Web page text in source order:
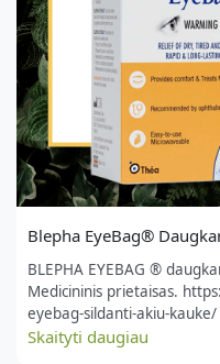
Blepha EyeBag®
BLEPHA EYEBAG ®
Medicininis prietaisas.
eyebag-sildanti-akiu-
kaukė, suteikia komforto ir
Skaityti daugiau